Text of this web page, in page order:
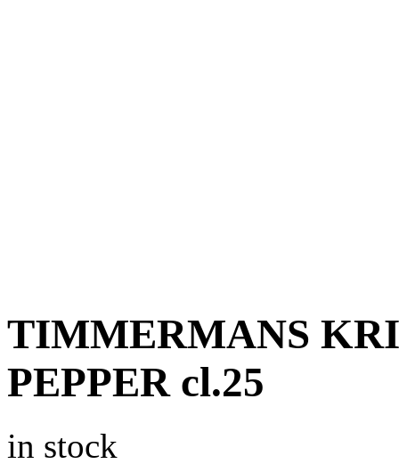
TIMMERMANS
PEPPER cl.25
in stock